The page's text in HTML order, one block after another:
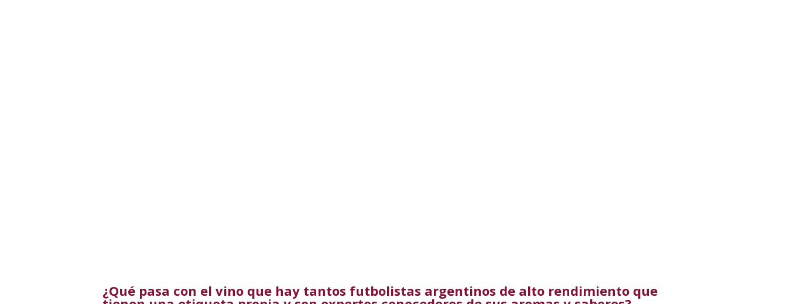
¿Qué pasa con el vino que hay tantos futbolistas argentinos de alto rendimiento que